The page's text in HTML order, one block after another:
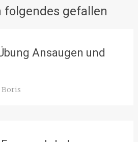
folgendes gefallen
Ansaugen und
Boris